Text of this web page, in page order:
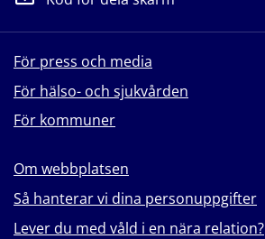
För press och media
För hälso- och sjukvården
För kommuner
Om webbplatsen
Så hanterar vi dina personuppgifter
Lever du med våld i en nära relation?